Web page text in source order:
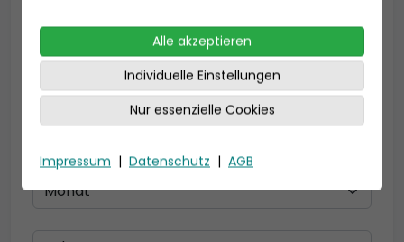
Geburtsdatum
Alle akzeptieren
Individuelle Einstellungen
Nur essenzielle Cookies
Impressum | Datenschutz | AGB